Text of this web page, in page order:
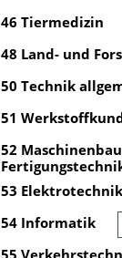
46 Tiermedizin
48 Land- und
50 Technik
51
52
53 Elektrotechnik
54 Informatik
55